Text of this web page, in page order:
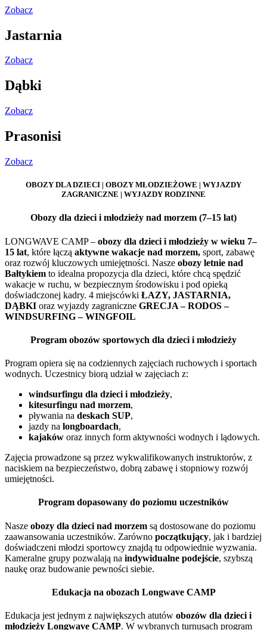
Zobacz
Jastarnia
Zobacz
Dąbki
Zobacz
Prasonisi
Zobacz
OBOZY DLA DZIECI | OBOZY MŁODZIEŻOWE | WYJAZDY
ZAGRANICZNE | WYJAZDY RODZINNE
Obozy dla dzieci i młodzieży nad morzem (7–15 lat)
LONGWAVE CAMP – obozy dla dzieci i młodzieży w wieku 7–
15 lat, które łączą aktywne wakacje nad morzem, sport, zabawę
oraz rozwój kluczowych umiejętności. Nasze obozy letnie nad
Bałtykiem to idealna propozycja dla dzieci, które chcą spędzić
wakacje w ruchu, w bezpiecznym środowisku i pod opieką
doświadczonej kadry. 4 miejscówki ŁAZY, JASTARNIA,
DĄBKI oraz wyjazdy zagraniczne GRECJA – RODOS –
WINDSURFING – WINGFOIL
Program obozów sportowych dla dzieci i młodzieży
Program opiera się na codziennych zajęciach ruchowych i sportach
wodnych. Uczestnicy biorą udział w zajęciach z:
windsurfingu dla dzieci i młodzieży,
kitesurfingu nad morzem,
pływania na deskach SUP,
jazdy na longboardach,
kajaków oraz innych form aktywności wodnych i lądowych.
Zajęcia prowadzone są przez wykwalifikowanych instruktorów, z
naciskiem na bezpieczeństwo, dobrą zabawę i stopniowy rozwój
umiejętności.
Program dopasowany do poziomu uczestników
Nasze obozy dla dzieci nad morzem są dostosowane do poziomu
zaawansowania uczestników. Zarówno początkujący, jak i bardziej
doświadczeni młodzi sportowcy znajdą tu odpowiednie wyzwania.
Kameralne grupy pozwalają na indywidualne podejście, szybszą
naukę oraz budowanie pewności siebie.
Edukacja na obozach Longwave CAMP
Edukacja jest jednym z największych atutów obozów dla dzieci i
młodzieży Longwave CAMP. W wybranych turnusach program